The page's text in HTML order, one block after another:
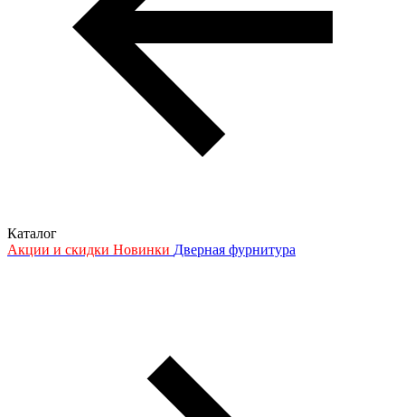
Каталог
Акции и скидки Новинки Дверная фурнитура